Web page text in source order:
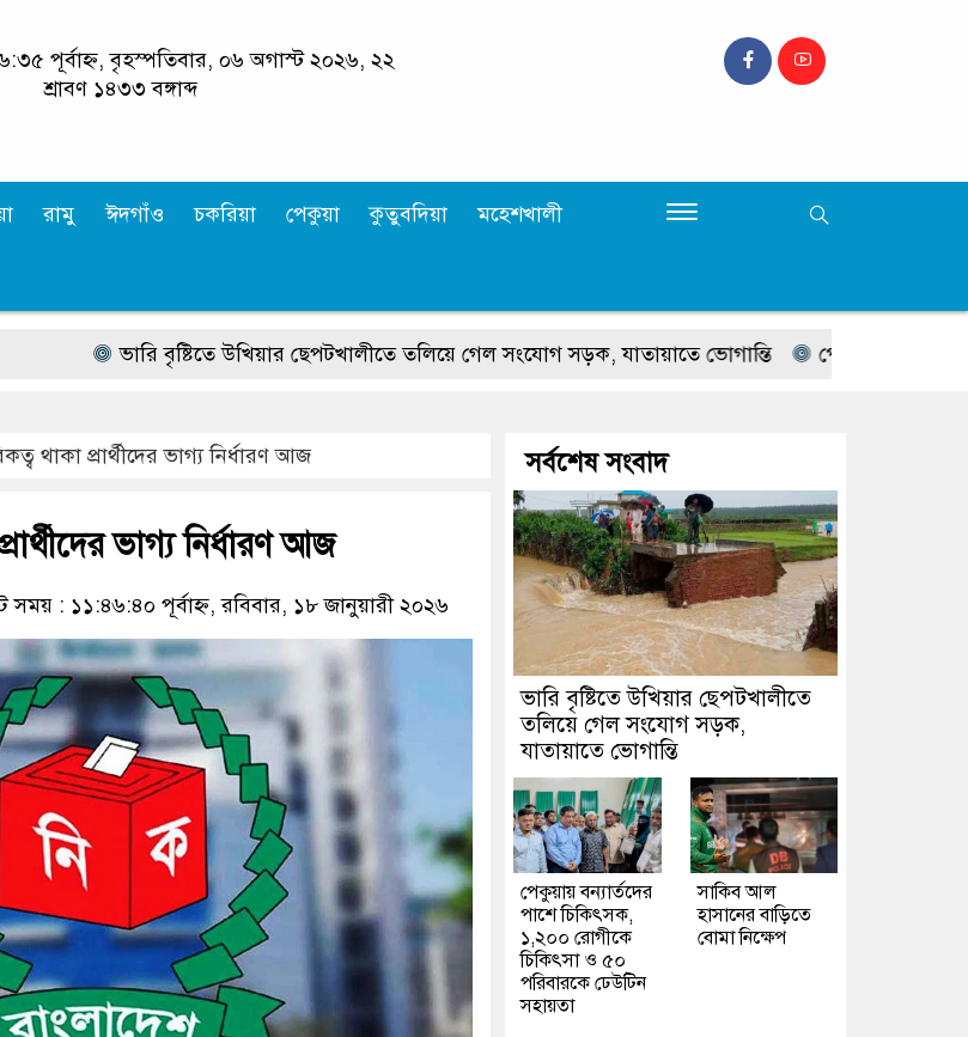
পূর্বাহ্ন, বৃহস্পতিবার, ০৬ অগাস্ট ২০২৬, ২২
শ্রাবণ ১৪৩৩ বঙ্গাব্দ
রামু ঈদগাঁও চকরিয়া পেকুয়া কুতুবদিয়া মহেশখালী
ভারি বৃষ্টিতে উখিয়ার ছেপটখালীতে তলিয়ে গেল সংযোগ সড়ক, যাতায়াতে ভোগান্তি পেকুয়ায় বন্যার্তদের
থাকা প্রার্থীদের ভাগ্য নির্ধারণ আজ
ভাগ্য নির্ধারণ আজ
: ১১:৪৬:৪০ পূর্বাহ্ন, রবিবার, ১৮ জানুয়ারী ২০২৬
সর্বশেষ সংবাদ
ভারি বৃষ্টিতে উখিয়ার ছেপটখালীতে
তলিয়ে গেল সংযোগ সড়ক,
যাতায়াতে ভোগান্তি
পেকুয়ায় বন্যার্তদের
পাশে চিকিৎসক,
১,২০০ রোগীকে
চিকিৎসা ও ৫০
পরিবারকে ঢেউটিন
সহায়তা
সাকিব আল
হাসানের বাড়িতে
বোমা নিক্ষেপ